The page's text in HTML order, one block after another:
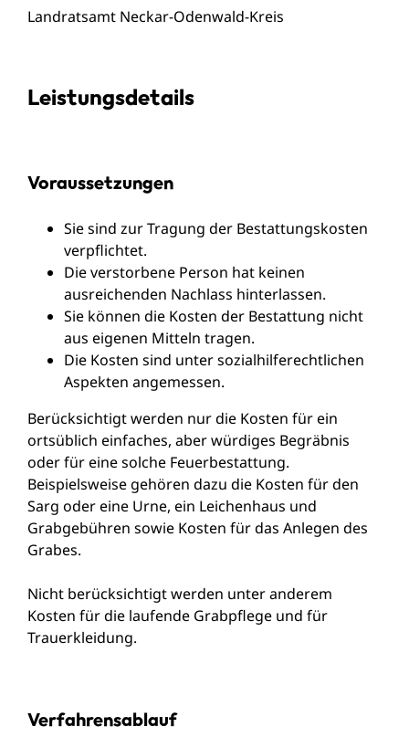
Landratsamt Neckar-Odenwald-Kreis
Leistungsdetails
Voraussetzungen
Sie sind zur Tragung der Bestattungskosten
verpflichtet.
Die verstorbene Person hat keinen
ausreichenden Nachlass hinterlassen.
Sie können die Kosten der Bestattung nicht
aus eigenen Mitteln tragen.
Die Kosten sind unter sozialhilferechtlichen
Aspekten angemessen.
Berücksichtigt werden nur die Kosten für ein
ortsüblich einfaches, aber würdiges Begräbnis
oder für eine solche Feuerbestattung.
Beispielsweise gehören dazu die Kosten für den
Sarg oder eine Urne, ein Leichenhaus und
Grabgebühren sowie Kosten für das Anlegen des
Grabes.
Nicht berücksichtigt werden unter anderem
Kosten für die laufende Grabpflege und für
Trauerkleidung.
Verfahrensablauf